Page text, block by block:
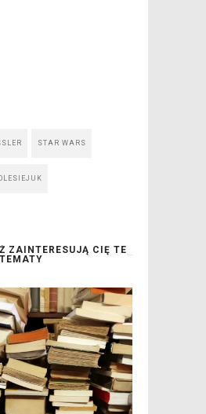
STAR WARS
ZAINTERESUJĄ CIĘ TE
TEMATY